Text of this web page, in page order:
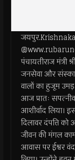
पंचायतीराज मंत्री
जनसेवा और
वालों का हुजूम
आज प्रातः
आशीर्वाद लिया।
दिलावर दंपत्ति
जीवन की मंगल
आवास पर ईश्वर